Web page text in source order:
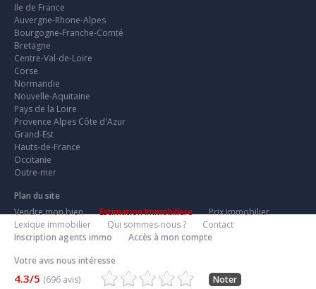
Ile de France
Auvergne-Rhone-Alpes
Bourgogne-Franche-Comté
Bretagne
Centre-Val-de-Loire
Corse
Normandie
Nouvelle-Aquitaine
Pays de la Loire
Provence Alpes Côte d'Azur
Grand-Est
Hauts-de-France
Occitanie
Outre-mer
Plan du site
Vendre mon bien
Estimation Immobiliere
Prix immobilier
Lexique immobilier
Qui sommes-nous ?
Contact
Inscription agents immo
Accès à mon compte
Votre avis nous intéresse
4.3/5 (696 avis) Noter